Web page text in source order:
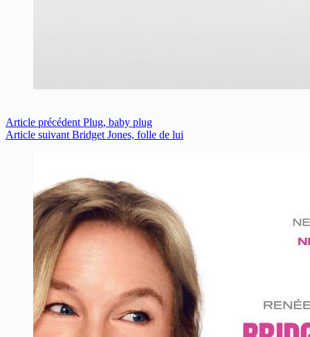
Article précédent Plug, baby plug
Article suivant Bridget Jones, folle de lui